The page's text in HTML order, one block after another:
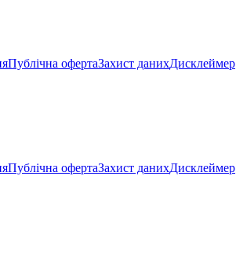
Публічна офертаЗахист данихДисклеймер
Публічна офертаЗахист данихДисклеймер